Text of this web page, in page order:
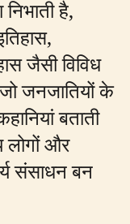
है,
जैसी विविध
जनजातियों के
बताती
लोगों और
संसाधन बन